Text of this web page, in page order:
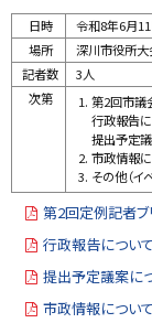
日時
令和8年6月11
場所
深川市役所大
記者数
3人
次第
第2回市議
行政報告に
提出予定議
市政情報に
その他（イ
第2回定例記者ブ
行政報告について
提出予定議案に
市政情報について